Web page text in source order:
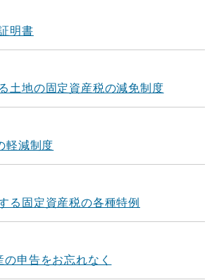
明書
土地の固定資産税の減免制度
軽減制度
る固定資産税の各種特例
申告をお忘れなく